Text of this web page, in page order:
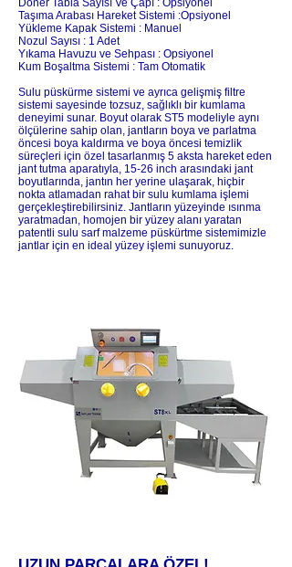
Döner Tabla Sayısı Ve Çapı : Opsiyonel
Taşıma Arabası Hareket Sistemi :Opsiyonel
Yükleme Kapak Sistemi : Manuel
Nozul Sayısı : 1 Adet
Yıkama Havuzu ve Sehpası : Opsiyonel
Kum Boşaltma Sistemi : Tam Otomatik
Sulu püskürme sistemi ve ayrıca gelişmiş filtre
sistemi sayesinde tozsuz, sağlıklı bir kumlama
deneyimi sunar. Boyut olarak ST5 modeliyle aynı
ölçülerine sahip olan, jantların boya ve parlatma
öncesi boya kaldırma ve boya öncesi temizlik
süreçleri için özel tasarlanmış 5 aksta hareket eden
jant tutma aparatıyla, 15-26 inch arasındaki jant
boyutlarında, jantın her yerine ulaşarak, hiçbir
nokta atlamadan rahat bir sulu kumlama işlemi
gerçekleştirebilirsiniz. Jantların yüzeyinde ısınma
yaratmadan, homojen bir yüzey alanı yaratan
patentli sulu sarf malzeme püskürtme sistemimizle
jantlar için en ideal yüzey işlemi sunuyoruz.